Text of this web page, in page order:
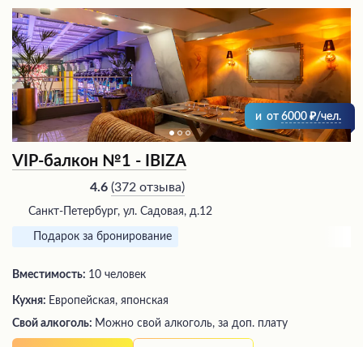
и от 6000 /чел.
VIP-балкон №1 - IBIZA
4.6 (372 отзыва)
Санкт-Петербург, ул. Садовая, д.12
Подарок за бронирование
Вместимость: 10 человек
Кухня: Европейская, японская
Свой алкоголь: Можно свой алкоголь, за доп. плату